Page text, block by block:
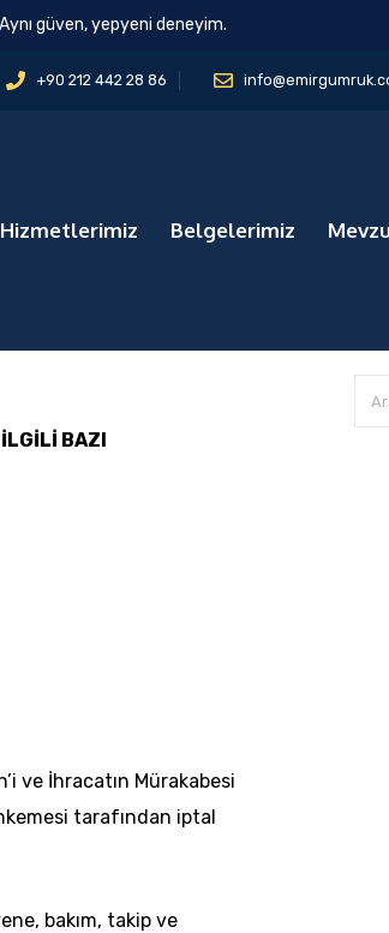
güven, yepyeni deneyim.
+90 212 442 28 86
Hizmetlerimiz Belgelerimiz
BAZI
ve İhracatın Mürakabesi
tarafından iptal
bakım, takip ve